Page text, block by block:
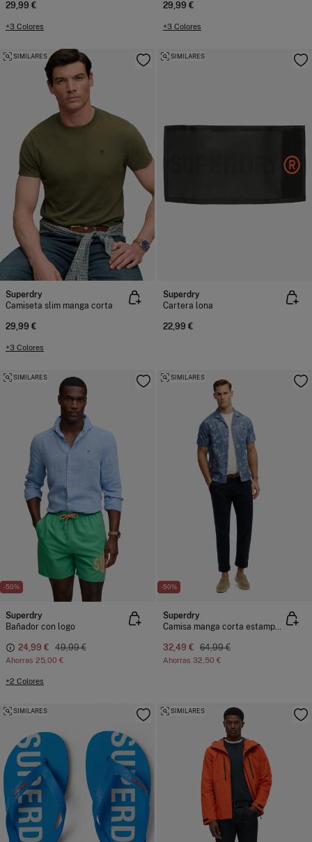
29,99 €
+3 Colores
29,99 €
+3 Colores
SIMILARES
Superdry
Camiseta slim manga corta
29,99 €
+3 Colores
SIMILARES
Superdry
Cartera lona
22,99 €
-50%
SIMILARES
Superdry
Bañador con logo
24,99 € 49,99 €
Ahorras 25,00 €
+2 Colores
-50%
SIMILARES
Superdry
Camisa manga corta estampada
32,49 € 64,99 €
Ahorras 32,50 €
SIMILARES SIMILARES